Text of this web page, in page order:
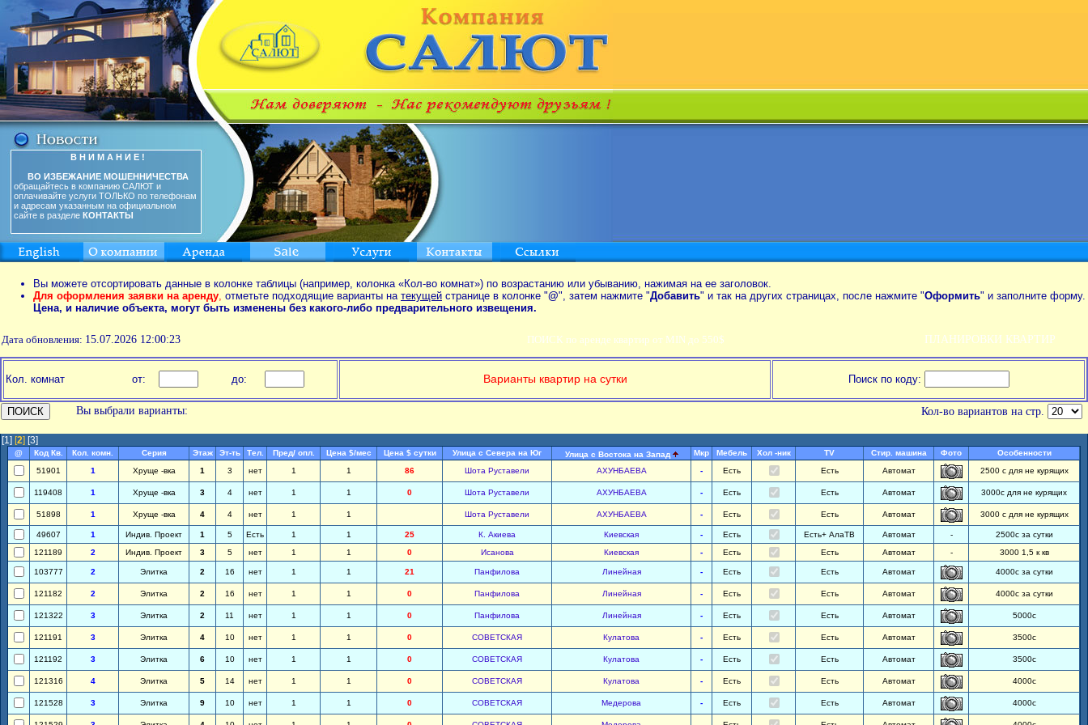
В Н И М А Н И Е !
ВО ИЗБЕЖАНИЕ МОШЕННИЧЕСТВА
обращайтесь в компанию САЛЮТ и
оплачивайте услуги ТОЛЬКО по телефонам
и адресам указанным на официальном
сайте в разделе КОНТАКТЫ
Вы можете отсортировать данные в колонке таблицы (например, колонка «Кол-во комнат») по возрастанию или убыванию, нажимая на ее заголовок.
Для оформления заявки на аренду, отметьте подходящие варианты на текущей странице в колонке "@", затем нажмите "Добавить" и так на других страницах, после нажмите "Оформить" и заполните форму.
Цена, и наличие объекта, могут быть изменены без какого-либо предварительного извещения.
Дата обновления: 15.07.2026 12:00:23 ПОИСК по аренде квартир от MIN до 550$ ПЛАНИРОВКИ КВАРТИР
Кол. комнат от: до: Варианты квартир на сутки Поиск по коду:
Вы выбрали варианты: Кол-во вариантов на стр.
[1] [2] [3]
@ Код Кв. Кол. комн. Серия Этаж Эт-ть Тел. Пред/ опл. Цена $/мес Цена $ сутки Улица с Севера на Юг Улица с Востока на Запад Мкр Мебель Хол -ник TV Стир. машина Фото
Особенности
51901
1 Хруще -вка 1 3 нет 1 1 86 Шота Руставели АХУНБАЕВА - Есть Есть Автомат 2500 с для не курящих
119408 1 Хруще -вка 3 4 нет 1 1 0 Шота Руставели АХУНБАЕВА - Есть Есть Автомат 3000с для не курящих
51898 1 Хруще -вка 4 4 нет 1 1 Шота Руставели АХУНБАЕВА - Есть Есть Автомат 3000 с для не курящих
49607 1 Индив. Проект 1 5 Есть 1 1 25 К. Акиева Киевская - Есть Есть+ АлаТВ Автомат -
2500с за сутки
121189
2 Индив. Проект 3 5 нет 1 1 0 Исанова Киевская - Есть Есть Автомат - 3000 1,5 к кв
103777 2 Элитка 2 16 нет 1 1 21 Панфилова Линейная - Есть Есть Автомат 4000с за сутки
121182 2 Элитка 2 16 нет 1 1 0 Панфилова Линейная - Есть Есть Автомат 4000с за сутки
121322 3 Элитка 2 11 нет 1 1 0 Панфилова Линейная - Есть Есть Автомат 5000с
121191 3 Элитка 4 10 нет 1 1 0 СОВЕТСКАЯ Кулатова - Есть Есть Автомат 3500с
121192 3 Элитка 6 10 нет 1 1 0 СОВЕТСКАЯ Кулатова - Есть Есть Автомат 3500с
121316 4 Элитка 5 14 нет 1 1 0 СОВЕТСКАЯ Кулатова - Есть Есть Автомат 4000с
121528 3 Элитка 9 10 нет 1 1 0 СОВЕТСКАЯ Медерова - Есть Есть Автомат 4000с